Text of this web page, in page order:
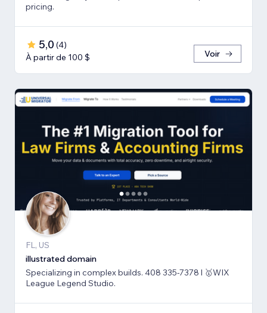
pricing.
5,0 (4)
À partir de 100 $
Voir
FL, US
illustrated domain
Specializing in complex builds. 408 335-7378 l 🥇WIX
League Legend Studio.